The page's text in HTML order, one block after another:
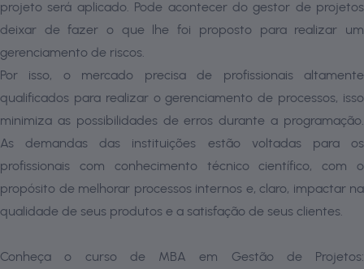
projeto será aplicado. Pode acontecer do gestor de projetos
deixar de fazer o que lhe foi proposto para realizar um
gerenciamento de riscos.
Por isso, o mercado precisa de profissionais altamente
qualificados para realizar o gerenciamento de processos, isso
minimiza as possibilidades de erros durante a programação.
As demandas das instituições estão voltadas para os
profissionais com conhecimento técnico científico, com o
propósito de melhorar processos internos e, claro, impactar na
qualidade de seus produtos e a satisfação de seus clientes.
Conheça o curso de MBA em Gestão de Projetos: